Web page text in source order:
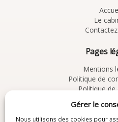
Gérer le
Nous utilisons des cookies pour
Le
Pages
Mentions
Politique de
Politique de